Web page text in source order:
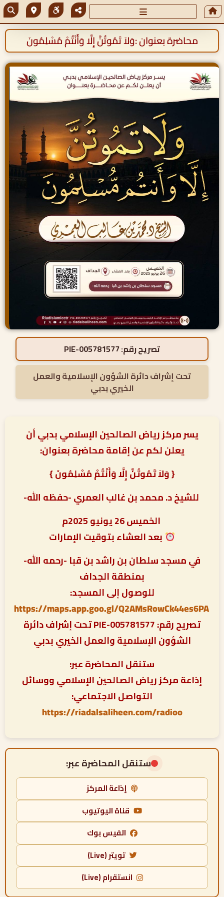
محاضرة بعنوان :وَلاَ تَمُوتُنَّ إِلَّا وَأَنْتُمْ مُسْلِمُونَ
تصريح رقم:PIE-005781577
تحت إشراف دائرة الشؤون الإسلامية والعمل
الخيري بدبي
يسر مركز رياض الصالحين الإسلامي بدبي أن
يعلن لكم عن إقامة محاضرة بعنوان:
{ وَلاَ تَمُوتُنَّ إِلَّا وَأَنْتُمْ مُسْلِمُونَ }
️ للشيخ د. محمد بن غالب العمري -حفظه الله-
️ الخميس 26 يونيو 2025م
بعد العشاء بتوقيت الإمارات
في مسجد سلطان بن راشد بن قبا -رحمه الله-
بمنطقة الجداف
للوصول إلى المسجد:
https://maps.app.goo.gl/Q2AMsRowCk44es6PA
تصريح رقم: PIE-005781577 تحت إشراف دائرة
الشؤون الإسلامية والعمل الخيري بدبي
ستنقل المحاضرة عبر:
إذاعة مركز رياض الصالحين الإسلامي ووسائل
التواصل الاجتماعي:
https://riadalsaliheen.com/radioo
ستنقل المحاضرة عبر:
إذاعة المركز
قناة اليوتيوب
الفيس بوك
تويتر (Live)
انستقرام (Live)